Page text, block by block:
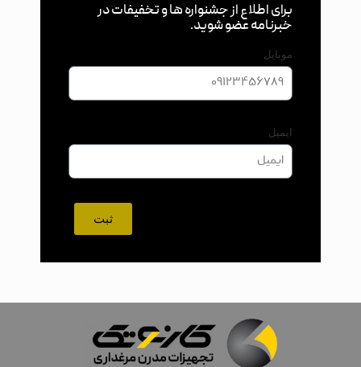
برای اطلاع از جشنواره ها و تخفیفات در
خبرنامه عضو شوید.
موبایل
ایمیل
ثبت